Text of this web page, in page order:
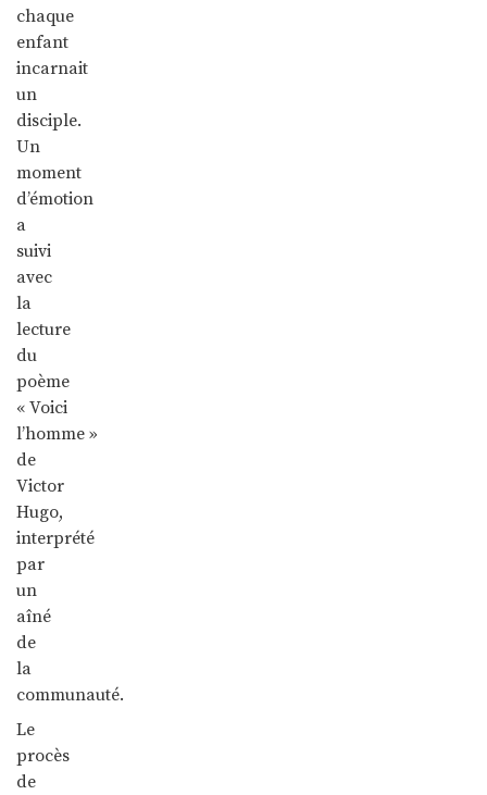
chaque
enfant
incarnait
un
disciple.
Un
moment
d’émotion
a
suivi
avec
la
lecture
du
poème
« Voici
l’homme »
de
Victor
Hugo,
interprété
par
un
aîné
de
la
communauté.
Le
procès
de